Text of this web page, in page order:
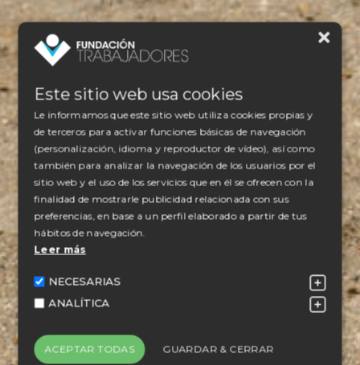
Este sitio web usa cookies
Le informamos que este sitio web utiliza cookies propias y
de terceros para activar funciones básicas de navegación
(personalización, idioma y reproductor de vídeo), así como
también para analizar la navegación de los usuarios por el
sitio web y el uso de los servicios que en él se ofrecen con la
finalidad de mostrarle publicidad relacionada con sus
preferencias, en base a un perfil elaborado a partir de tus
hábitos de navegación.
Leer más
NECESARIAS
ANALÍTICA
ACEPTAR TODAS GUARDAR & CERRAR